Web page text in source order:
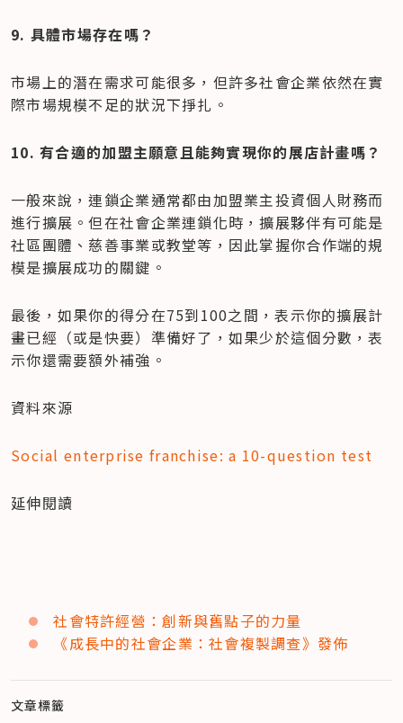
9. 具體市場存在嗎？
市場上的潛在需求可能很多，但許多社會企業依然在實
際市場規模不足的狀況下掙扎。
10. 有合適的加盟主願意且能夠實現你的展店計畫嗎？
一般來說，連鎖企業通常都由加盟業主投資個人財務而
進行擴展。但在社會企業連鎖化時，擴展夥伴有可能是
社區團體、慈善事業或教堂等，因此掌握你合作端的規
模是擴展成功的關鍵。
最後，如果你的得分在75到100之間，表示你的擴展計
畫已經（或是快要）準備好了，如果少於這個分數，表
示你還需要額外補強。
資料來源
Social enterprise franchise: a 10-question test
延伸閱讀
社會特許經營：創新與舊點子的力量
《成長中的社會企業：社會複製調查》發佈
文章標籤